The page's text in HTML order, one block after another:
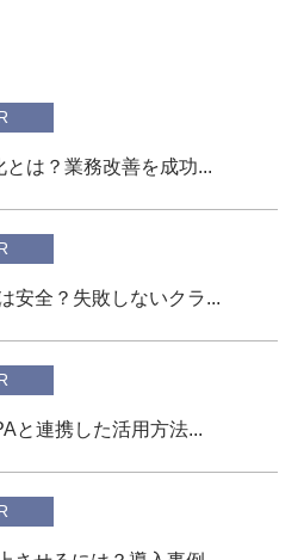
は？業務改善を成功...
安全？失敗しないクラ...
と連携した活用方法...